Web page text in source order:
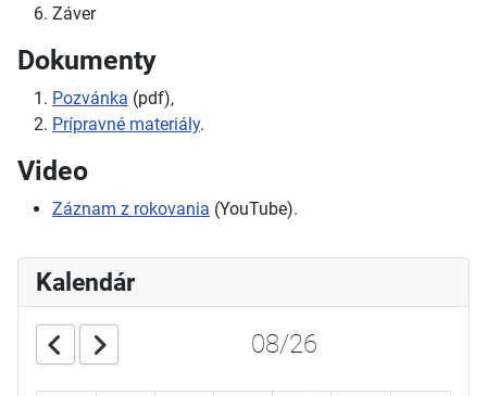
Záver
Dokumenty
Pozvánka (pdf),
Prípravné materiály.
Video
Záznam z rokovania (YouTube).
Kalendár
08/26